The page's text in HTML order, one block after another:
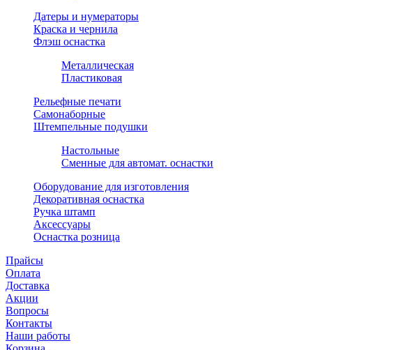
Датеры и нумераторы
Краска и чернила
Флэш оснастка
Металлическая
Пластиковая
Рельефные печати
Самонаборные
Штемпельные подушки
Настольные
Сменные для автомат. оснастки
Оборудование для изготовления
Декоративная оснастка
Ручка штамп
Аксессуары
Оснастка розница
Прайсы
Оплата
Доставка
Акции
Вопросы
Контакты
Наши работы